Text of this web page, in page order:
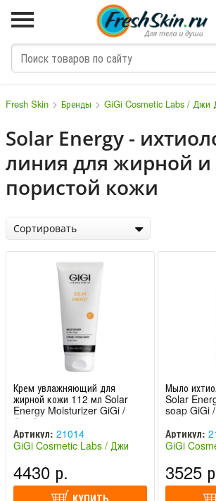
Fresh Skin > Бренды > GiGi Cosmetic Labs / Джи
Solar Energy -
линия для жирной и
пористой кожи
Сортировать
Крем увлажняющий для
жирной кожи 112 мл Solar
Energy Moisturizer GiGi /
ДжиДжи
Артикул: 21014
GiGi Cosmetic Labs / Джи
4430 р.
Мыло
Solar
soap GiGi
Артикул:
GiGi
3525
M N O P Q S T V